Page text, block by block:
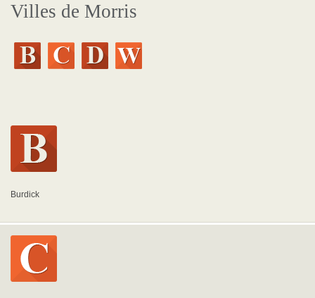
Villes de Morris
Burdick